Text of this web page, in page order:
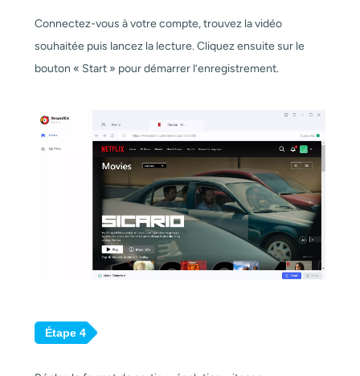
Connectez-vous à votre compte, trouvez la vidéo
souhaitée puis lancez la lecture. Cliquez ensuite sur le
bouton « Start » pour démarrer l’enregistrement.
Étape 4